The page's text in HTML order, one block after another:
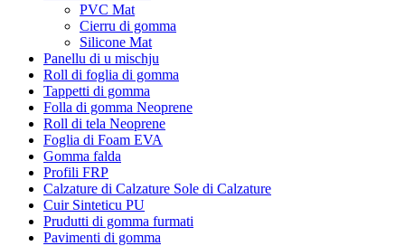
PVC Mat
Cierru di gomma
Silicone Mat
Panellu di u mischju
Roll di foglia di gomma
Tappetti di gomma
Folla di gomma Neoprene
Roll di tela Neoprene
Foglia di Foam EVA
Gomma falda
Profili FRP
Calzature di Calzature Sole di Calzature
Cuir Sinteticu PU
Prudutti di gomma furmati
Pavimenti di gomma